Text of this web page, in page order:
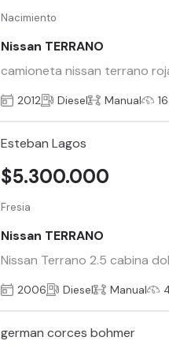
Nacimiento
Nissan TERRANO
camioneta nissan terrano
2012 Diesel Manual
Esteban Lagos
Fresia
Nissan TERRANO
Nissan Terrano 2.5 cabina
$5.300.000
2006 Diesel Manual
german corces bohmer